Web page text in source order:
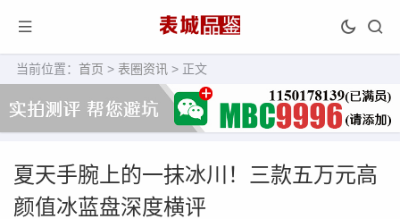
当前位置： 首页 > 表圈资讯 > 正文
夏天手腕上的一抹冰川！三款五万元高
颜值冰蓝盘深度横评